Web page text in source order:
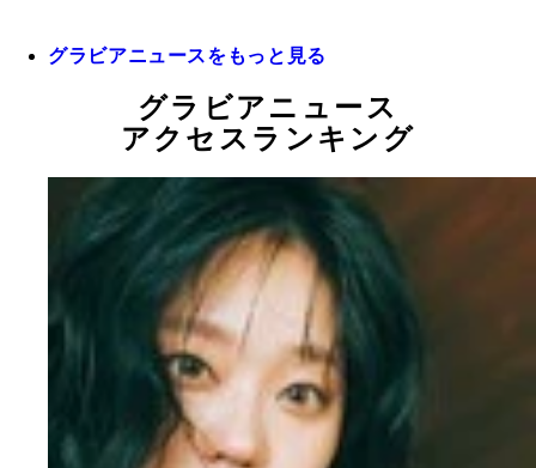
グラビアニュースをもっと見る
グラビアニュース
アクセスランキング